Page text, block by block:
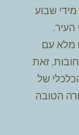
שבוע
מלא עם
זאת
של
הטובה